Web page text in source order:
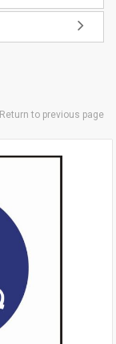
Return to previous page